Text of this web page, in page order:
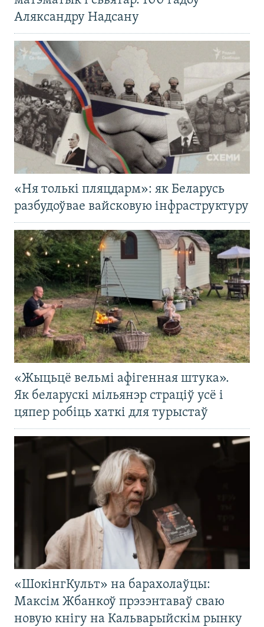
Аляксандру Надсану
«Ня толькі пляцдарм»: як Беларусь
разбудоўвае вайсковую інфраструктуру
«Жыцьцё вельмі афігенная штука».
Як беларускі мільянэр страціў усё і
цяпер робіць хаткі для турыстаў
«ШокінгКульт» на барахолаўцы:
Максім Жбанкоў прэзэнтаваў сваю
новую кнігу на Кальварыйскім рынку